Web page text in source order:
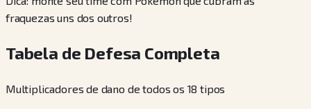
fraquezas uns dos outros!
Tabela de Defesa Completa
Multiplicadores de dano de todos os 18 tipos